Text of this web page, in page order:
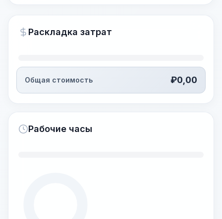
~15-30 Sek.
Раскладка затрат
Общая стоимость ₽0,00
Рабочие часы